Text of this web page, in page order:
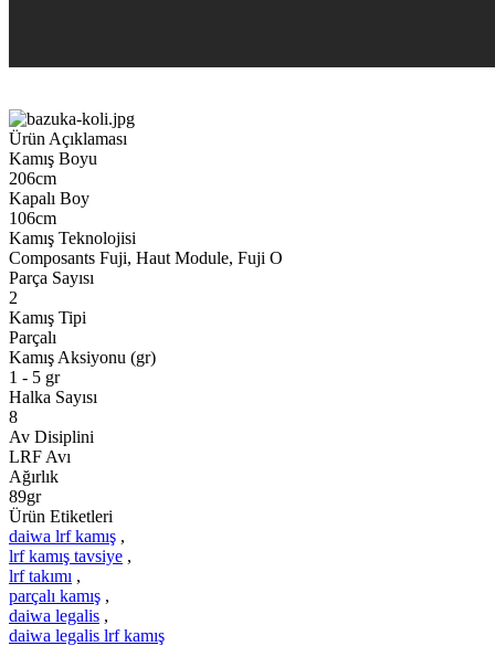
Ürün Açıklaması
Kamış Boyu
206cm
Kapalı Boy
106cm
Kamış Teknolojisi
Composants Fuji, Haut Module, Fuji O
Parça Sayısı
2
Kamış Tipi
Parçalı
Kamış Aksiyonu (gr)
1 - 5 gr
Halka Sayısı
8
Av Disiplini
LRF Avı
Ağırlık
89gr
Ürün Etiketleri
daiwa lrf kamış ,
lrf kamış tavsiye ,
lrf takımı ,
parçalı kamış ,
daiwa legalis ,
daiwa legalis lrf kamış